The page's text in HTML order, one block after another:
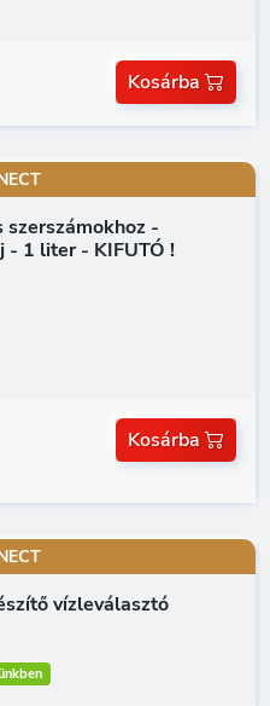
Kosárba
-
- 1 liter - KIFUTÓ !
Kosárba
vízleválasztó